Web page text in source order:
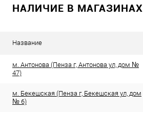
НАЛИЧИЕ В МАГАЗИНАХ
Название
м. Антонова (Пенза г, Антонова ул, дом №
47)
м. Бекешская (Пенза г, Бекешская ул, дом
№ 6)